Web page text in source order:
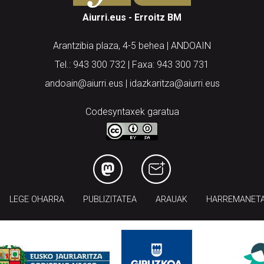
Aiurri.eus - Erroitz BM
Arantzibia plaza, 4-5 behea | ANDOAIN
Tel.: 943 300 732 | Faxa: 943 300 731
andoain@aiurri.eus | idazkaritza@aiurri.eus
Codesyntaxek garatua
LEGE OHARRA PUBLIZITATEA ARAUAK